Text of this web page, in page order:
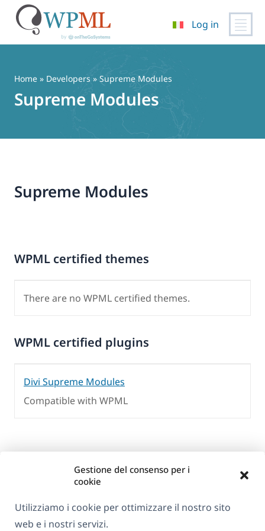
Gestione del consenso per i
cookie
Utilizziamo i cookie per ottimizzare il nostro sito
web e i nostri servizi.
contenuto
Log in
Home » Developers » Supreme Modules
Supreme Modules
Supreme Modules
WPML certified themes
There are no WPML certified themes.
WPML certified plugins
Divi Supreme Modules
Compatible with WPML